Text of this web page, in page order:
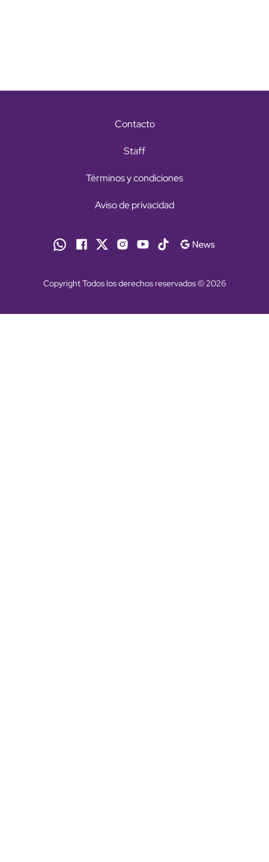
Contacto
Staff
Términos y condiciones
Aviso de privacidad
Copyright Todos los derechos reservados © 2026